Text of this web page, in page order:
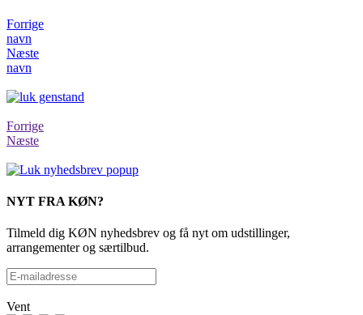
Forrige
navn
Næste
navn
Forrige
Næste
NYT FRA KØN?
Tilmeld dig KØN nyhedsbrev og få nyt om udstillinger,
arrangementer og særtilbud.
Vent